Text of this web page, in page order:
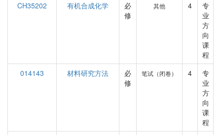
CH35202
有机合成化学
必
修
其他 4
专
业
方
向
课
程
014143
材料研究方法
必
修
笔试（闭卷） 4
专
业
方
向
课
程